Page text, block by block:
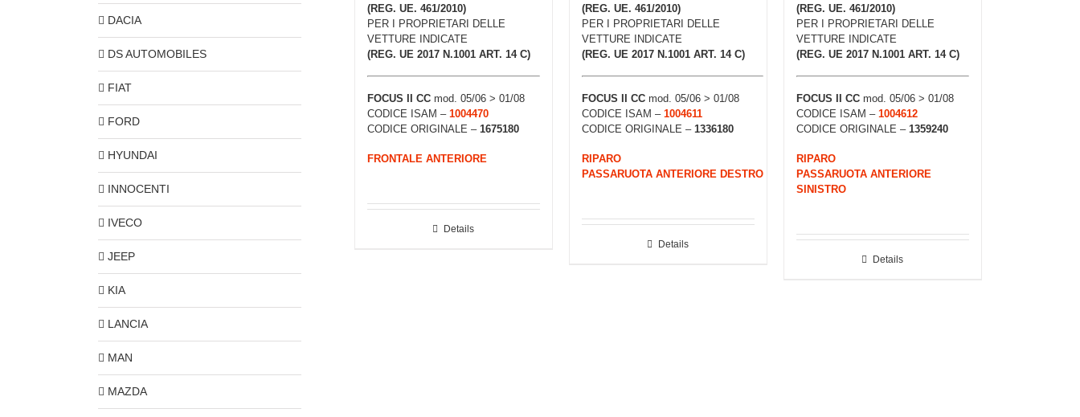
(REG. UE. 461/2010)
PER I PROPRIETARI DELLE
VETTURE INDICATE
(REG. UE 2017 N.1001 ART. 14 C)
FOCUS II CC mod. 05/06 > 01/08
CODICE ISAM – 1004470
CODICE ORIGINALE – 1675180
FRONTALE ANTERIORE
Details
(REG. UE. 461/2010)
PER I PROPRIETARI DELLE
VETTURE INDICATE
(REG. UE 2017 N.1001 ART. 14 C)
FOCUS II CCmod. 05/06 > 01/08
CODICE ISAM – 1004611
CODICE ORIGINALE – 1336180
RIPARO
PASSARUOTA ANTERIORE DESTRO
Details
(REG. UE. 461/2010)
PER I PROPRIETARI DELLE
VETTURE INDICATE
(REG. UE 2017 N.1001 ART. 14 C)
FOCUS II CCmod. 05/06 > 01/08
CODICE ISAM – 1004612
CODICE ORIGINALE – 1359240
RIPARO
PASSARUOTA ANTERIORE
SINISTRO
Details
DACIA
DS AUTOMOBILES
FIAT
FORD
HYUNDAI
INNOCENTI
IVECO
JEEP
KIA
LANCIA
MAN
MAZDA